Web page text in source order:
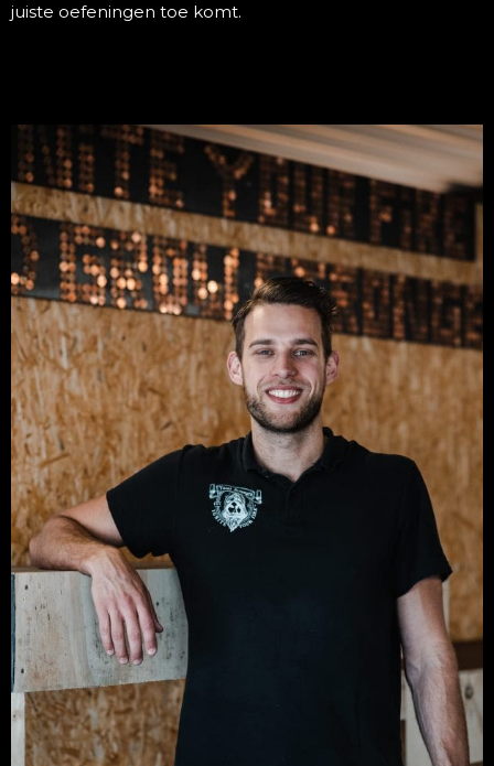
juiste oefeningen toe komt.